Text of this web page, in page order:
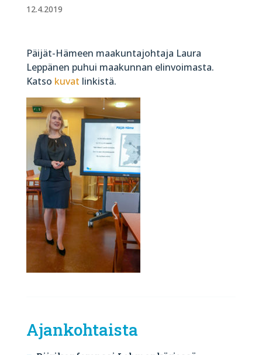
12.4.2019
Päijät-Hämeen maakuntajohtaja Laura
Leppänen puhui maakunnan elinvoimasta.
Katso kuvat linkistä.
Ajankohtaista